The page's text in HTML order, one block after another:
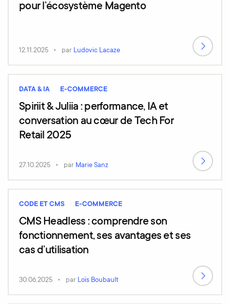
pour l’écosystème Magento
12.11.2025 par Ludovic Lacaze
DATA & IA E-COMMERCE
Spiriit & Juliia : performance, IA et
conversation au cœur de Tech For
Retail 2025
27.10.2025 par Marie Sanz
CODE ET CMS E-COMMERCE
CMS Headless : comprendre son
fonctionnement, ses avantages et ses
cas d’utilisation
30.06.2025 par Loïs Boubault